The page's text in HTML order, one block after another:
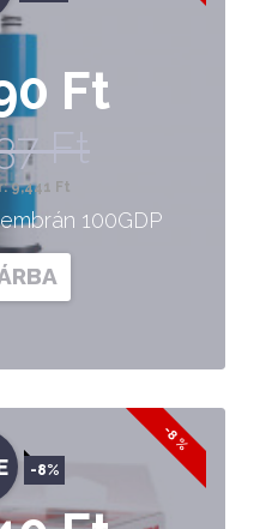
Ft
Ft
9,441 Ft
100GDP
-8 %
-8%